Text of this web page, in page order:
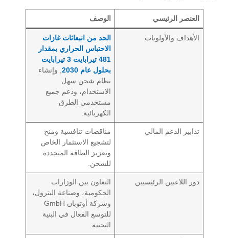
العنصر الرئيسي الوصف
الأهداف والأولويات
الحد من انبعاثات غازات
الاحتباس الحراري بمقدار
481 تيرابايت 3 تيرابايت
بحلول عام 2030
, وإنشاء
نظام شحن سهل
الاستخدام، ودعم جميع
مستخدمي الطرق
الكهربائية.
تدابير الدعم المالي
مناقصات تنافسية ومنح
لتشجيع الاستثمار الخاص
وتعزيز الطاقة المتجددة
للشحن.
دور اللاعبين الرئيسيين
التعاون بين الوزارات
الحكومية، وصناعة البترول،
وشركة أوتوبان GmbH
للتوسع الفعال في البنية
التحتية.